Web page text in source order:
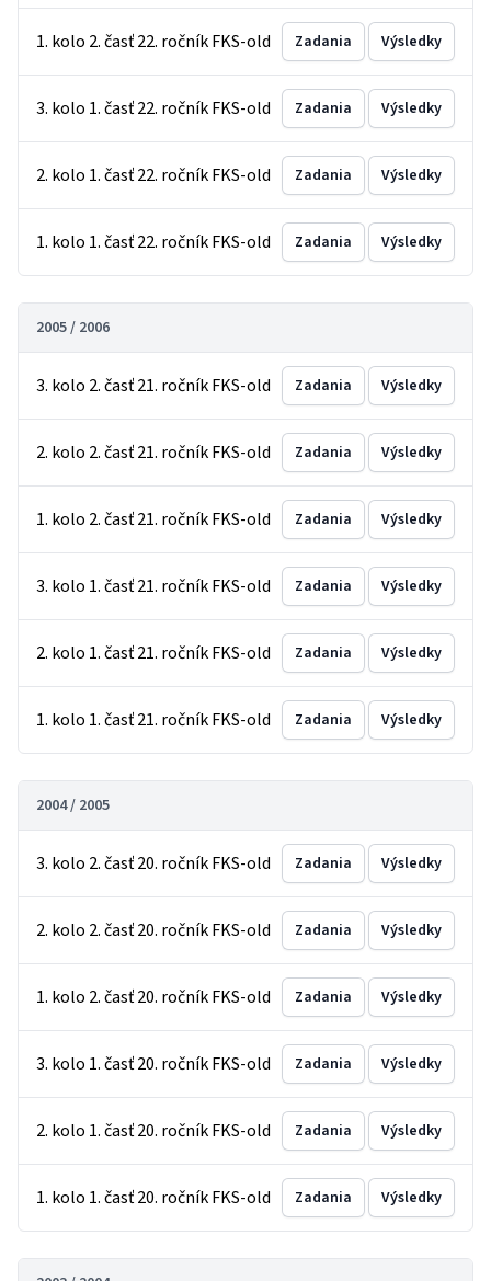
1. kolo 2. časť 22. ročník FKS-old Zadania Výsledky
3. kolo 1. časť 22. ročník FKS-old Zadania Výsledky
2. kolo 1. časť 22. ročník FKS-old Zadania Výsledky
1. kolo 1. časť 22. ročník FKS-old Zadania Výsledky
2005 / 2006
3. kolo 2. časť 21. ročník FKS-old Zadania Výsledky
2. kolo 2. časť 21. ročník FKS-old Zadania Výsledky
1. kolo 2. časť 21. ročník FKS-old Zadania Výsledky
3. kolo 1. časť 21. ročník FKS-old Zadania Výsledky
2. kolo 1. časť 21. ročník FKS-old Zadania Výsledky
1. kolo 1. časť 21. ročník FKS-old Zadania Výsledky
2004 / 2005
3. kolo 2. časť 20. ročník FKS-old Zadania Výsledky
2. kolo 2. časť 20. ročník FKS-old Zadania Výsledky
1. kolo 2. časť 20. ročník FKS-old Zadania Výsledky
3. kolo 1. časť 20. ročník FKS-old Zadania Výsledky
2. kolo 1. časť 20. ročník FKS-old Zadania Výsledky
1. kolo 1. časť 20. ročník FKS-old Zadania Výsledky